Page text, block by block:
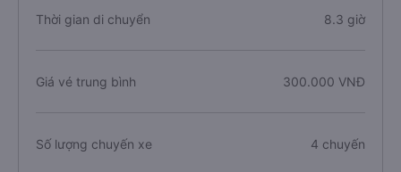
Thời gian di chuyển 8.3 giờ
Giá vé trung bình 300.000 VNĐ
Số lượng chuyến xe 4 chuyến